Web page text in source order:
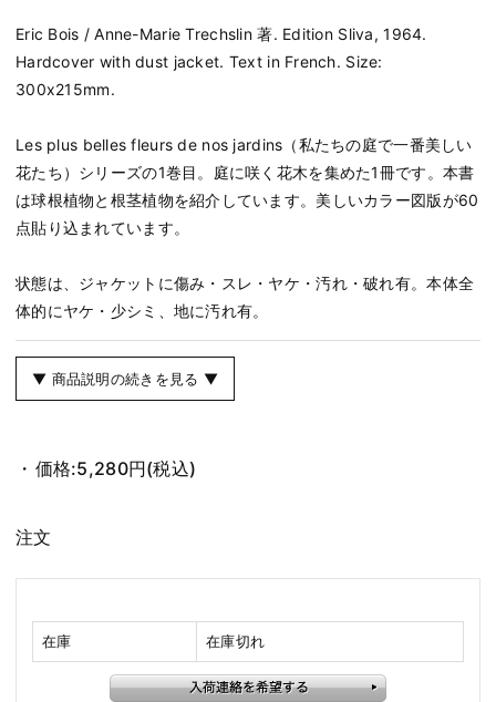
Eric Bois / Anne-Marie Trechslin 著. Edition Sliva, 1964.
Hardcover with dust jacket. Text in French. Size:
300x215mm.
Les plus belles fleurs de nos jardins（私たちの庭で一番美しい
花たち）シリーズの1巻目。庭に咲く花木を集めた1冊です。本書
は球根植物と根茎植物を紹介しています。美しいカラー図版が60
点貼り込まれています。
状態は、ジャケットに傷み・スレ・ヤケ・汚れ・破れ有。本体全
体的にヤケ・少シミ、地に汚れ有。
▼ 商品説明の続きを見る ▼
価格:5,280円(税込)
注文
在庫 在庫切れ